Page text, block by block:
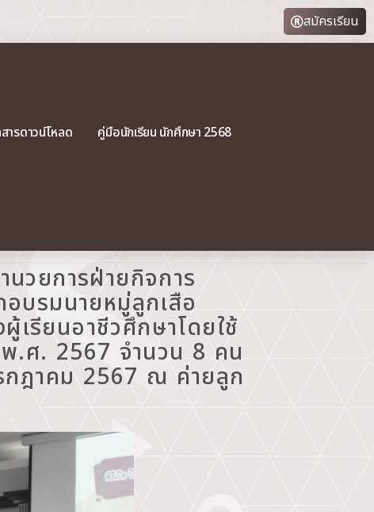
สมัครเรียน
สารดาวน์โหลด
คู่มือนักเรียน นักศึกษา 2568
วยการฝ่ายกิจการ
บรมนายหมู่ลูกเสือ
รียนอาชีวศึกษาโดยใช้
พ.ศ. 2567 จำนวน 8 คน
กฎาคม 2567 ณ ค่ายลูก